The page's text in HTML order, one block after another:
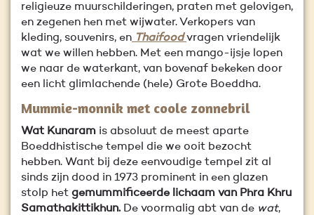
religieuze muurschilderingen, praten met gelovigen,
en zegenen hen met wijwater. Verkopers van
kleding, souvenirs, en Thaifood vragen vriendelijk
wat we willen hebben. Met een mango-ijsje lopen
we naar de waterkant, van bovenaf bekeken door
een licht glimlachende (hele) Grote Boeddha.
Mummie-monnik met coole zonnebril
Wat Kunaram is absoluut de meest aparte
Boeddhistische tempel die we ooit bezocht
hebben. Want bij deze eenvoudige tempel zit al
sinds zijn dood in 1973 prominent in een glazen
stolp het gemummificeerde lichaam van Phra Khru
Samathakittikhun. De voormalig abt van de wat,